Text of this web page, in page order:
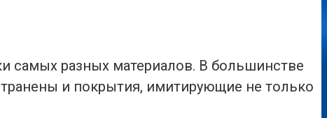
самых разных материалов. В большинстве
и покрытия, имитирующие не только